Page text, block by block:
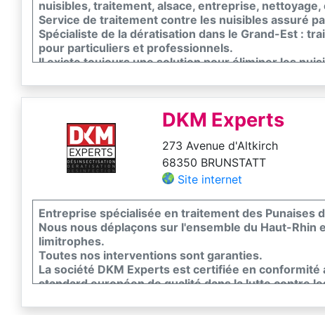
nuisibles, traitement, alsace, entreprise,
Service de traitement contre les nuisibles assuré
Spécialiste de la dératisation dans le Grand-Est :
pour particuliers et professionnels.
Il existe toujours une solution pour éliminer les
votre entreprise, les experts en traitement anti-
DKM Experts
273 Avenue d'Altkirch
68350 BRUNSTATT
Site internet
Entreprise spécialisée en traitement des Punaises
Nous nous déplaçons sur l'ensemble du Haut-Rhin
limitrophes.
Toutes nos interventions sont garanties.
La société DKM Experts est certifiée en conformité
standard européen de qualité dans la lutte contre